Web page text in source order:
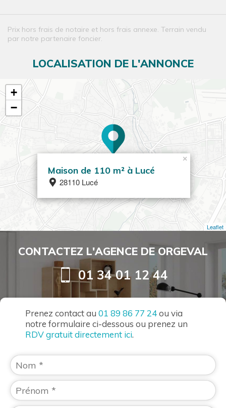
Prix hors frais de notaire et hors frais annexe. Terrain vendu
par notre partenaire foncier.
LOCALISATION DE L'ANNONCE
Maison de 110 m² à Lucé
28110 Lucé
×
+
−
Leaflet
CONTACTEZ L'AGENCE DE ORGEVAL
01 34 01 12 44
Prenez contact au 01 89 86 77 24ou via
notre formulaire ci-dessous ou prenez un
RDV gratuit directement ici.